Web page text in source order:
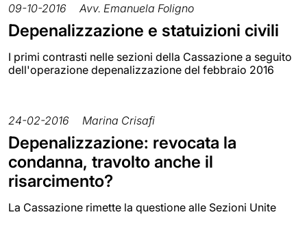
09-10-2016 Avv. Emanuela Foligno
Depenalizzazione e statuizioni civili
I primi contrasti nelle sezioni della Cassazione a seguito
dell'operazione depenalizzazione del febbraio 2016
24-02-2016 Marina Crisafi
Depenalizzazione: revocata la
condanna, travolto anche il
risarcimento?
La Cassazione rimette la questione alle Sezioni Unite